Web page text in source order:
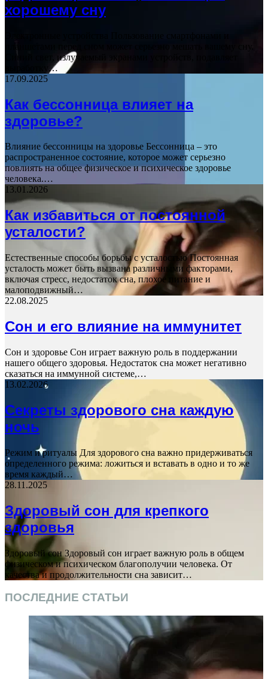
хорошему сну
планшетами перед сном может серьезно мешать вашему сну.
Синий свет, излучаемый экранами устройств, подавляет
выработку…
17.09.2025
Как бессонница влияет на
здоровье?
Влияние бессонницы на здоровье Бессонница – это
распространенное состояние, которое может серьезно
повлиять на общее физическое и психическое здоровье
человека.…
13.01.2026
Как избавиться от постоянной
усталости?
Естественные способы борьбы с усталостью Постоянная
усталость может быть вызвана различными факторами,
включая стресс, недостаток сна, плохое питание и
малоподвижный…
22.08.2025
Сон и его влияние на иммунитет
Сон и здоровье Сон играет важную роль в поддержании
нашего общего здоровья. Недостаток сна может негативно
сказаться на иммунной системе,…
13.02.2026
Секреты здорового сна каждую
ночь
Режим и ритуалы Для здорового сна важно придерживаться
определенного режима: ложиться и вставать в одно и то же
время каждый…
28.11.2025
Здоровый сон для крепкого
здоровья
Здоровый сон Здоровый сон играет важную роль в общем
физическом и психическом благополучии человека. От
качества и продолжительности сна зависит…
ПОСЛЕДНИЕ СТАТЬИ